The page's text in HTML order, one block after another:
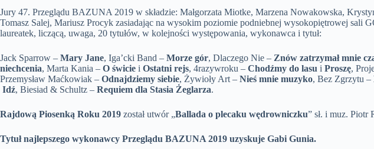
Jury 47. Przeglądu BAZUNA 2019 w składzie: Małgorzata Miotke, Marzena Nowakowska,
Tomasz Salej, Mariusz Procyk zasiadając na wysokim poziomie podniebnej wysokopiętrowej
laureatek, liczącą, uwaga, 20 tytułów, w kolejności występowania, wykonawca i tytuł:
Jack Sparrow – Mary Jane, Iga’cki Band – Morze gór, Dlaczego Nie – Znów zatrzymał mnie
niechcenia, Marta Kania – O świcie i Ostatni rejs, 4razywroku – Chodźmy do lasu i Proszę,
Przemysław Maćkowiak – Odnajdziemy siebie, Żywioły Art – Nieś mnie muzyko, Bez Zgrzytu –
Idź, Biesiad & Schultz – Requiem dla Stasia Żeglarza.
Rajdową Piosenką Roku 2019 został utwór „Ballada o plecaku wędrowniczku” sł. i muz.
Tytuł najlepszego wykonawcy Przeglądu BAZUNA 2019 uzyskuje Gabi Gunia.